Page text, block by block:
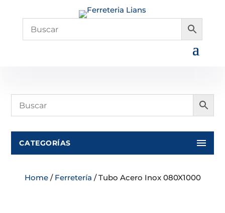
CATEGORÍAS
Home/ Ferretería / Tubo Acero Inox 080X1000